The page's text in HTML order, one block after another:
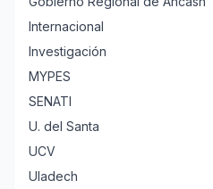
Internacional
Investigación
MYPES
SENATI
U. del Santa
UCV
Uladech